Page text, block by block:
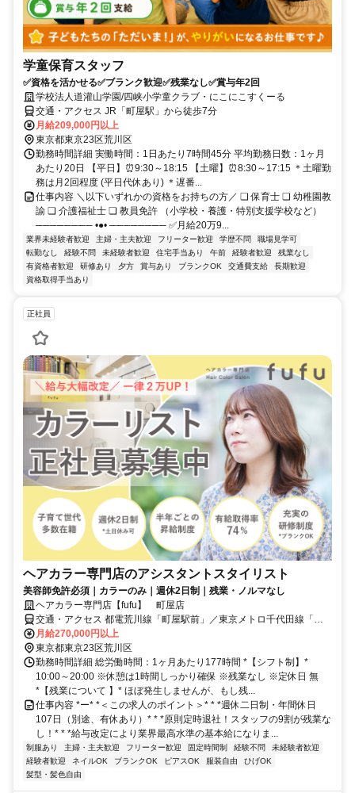
学童保育スタッフ
✅資格を活かせる✅ブランク歓迎✅残業なし✅賞与年2回
学校法人道灌山学園/四峡小学童クラブ・にこにこすくーる
交通・アクセス JR「町屋駅」から徒歩7分
月給209,000円以上
東京都東京23区荒川区
勤務時間詳細 実働時間：1日あたり7時間45分 平均勤務日数：1ヶ月
あたり20日 【平日】⏰9:30～18:15 【土曜】⏰8:30～17:15 ＊土曜勤
務は月2回程度 (平日代休あり) ＊遅番...
仕事内容 ＼以下いずれかの資格をお持ちの方／ ❏ 保育士 ❏ 幼稚園教
諭 ❏ 介護福祉士 ❏ 教員免許 （小学校・養護・特別支援学校など）
──────── •●• ──────── ✅月給20万9...
業界未経験者歓迎 主婦・主夫歓迎 フリーター歓迎 学歴不問
職場見学可
転勤なし
経験不問 未経験者歓迎 住宅手当あり 午前 経験者歓迎
残業なし
有資格者歓迎
研修あり 夕方 賞与あり ブランクOK 交通費支給
長期歓迎
資格取得手当あり
正社員
ヘアカラー専門店のアシスタントスタイリスト
美容師免許必須｜カラーのみ｜週休2日制｜残業・ノルマなし
ヘアカラー専門店【fufu】 町屋店
交通・アクセス 都電荒川線「町屋駅前」／東京メトロ千代田線「町
屋駅」より徒歩6分
月給270,000円以上
東京都東京23区荒川区
勤務時間詳細 総労働時間：1ヶ月あたり177時間 *【シフト制】*
10:00～20:00 ※休憩は1時間しっかり確保 ※残業なし ※定休日 無
*【残業について 】* ほぼ発生しませんが、もし残...
仕事内容 *ー* *＜この求人のポイント＞* * *週休二日制・年間休日
107日（別途、有休あり）* * *原則定時退社！スタッフの9割が残業な
し！* * *給与改定により業界最高水準の基本給になりま...
制服あり 主婦・主夫歓迎 フリーター歓迎 固定時間制 経験不問
未経験者歓迎
経験者歓迎
ネイルOK ブランクOK ピアスOK 服装自由
ひげOK
髪型・髪色自由